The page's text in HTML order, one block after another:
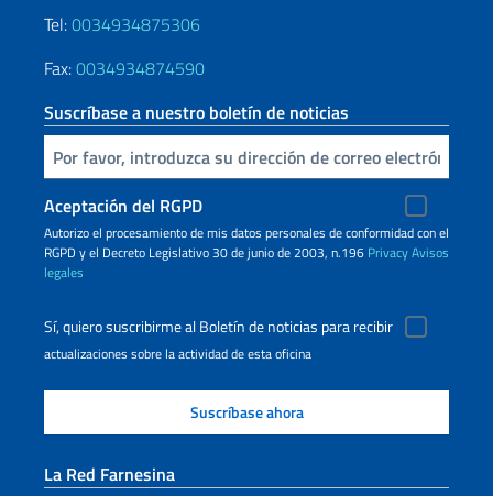
Tel:0034934875306
Fax:0034934874590
Suscríbase a nuestro boletín de noticias
Inserta tu correo electronico
Aceptación del RGPD
Autorizo ​​el procesamiento de mis datos personales de conformidad con el
RGPD y el Decreto Legislativo 30 de junio de 2003, n.196 PrivacyAvisos
legales
Sí, quiero suscribirme al Boletín de noticias para recibir
actualizaciones sobre la actividad de esta oficina
La Red Farnesina